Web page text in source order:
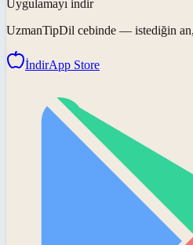
Uygulamayı indir
UzmanTipDil cebinde — istediğin
İndirApp Store